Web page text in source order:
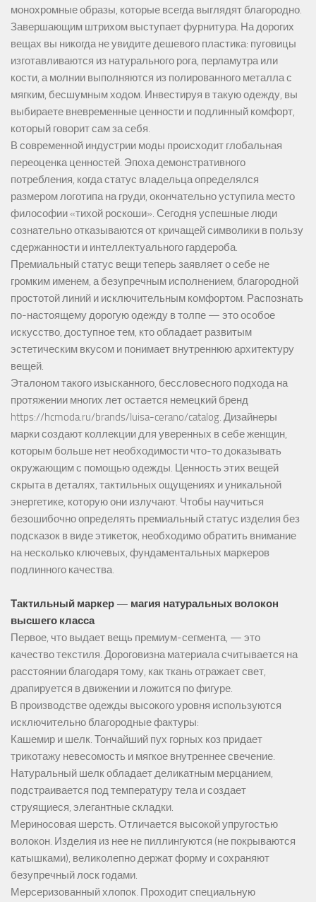
монохромные образы, которые всегда выглядят благородно.
Завершающим штрихом выступает фурнитура. На дорогих
вещах вы никогда не увидите дешевого пластика: пуговицы
изготавливаются из натурального рога, перламутра или
кости, а молнии выполняются из полированного металла с
мягким, бесшумным ходом. Инвестируя в такую одежду, вы
выбираете вневременные ценности и подлинный комфорт,
который говорит сам за себя.
В современной индустрии моды происходит глобальная
переоценка ценностей. Эпоха демонстративного
потребления, когда статус владельца определялся
размером логотипа на груди, окончательно уступила место
философии «тихой роскоши». Сегодня успешные люди
сознательно отказываются от кричащей символики в пользу
сдержанности и интеллектуального гардероба.
Премиальный статус вещи теперь заявляет о себе не
громким именем, а безупречным исполнением, благородной
простотой линий и исключительным комфортом. Распознать
по-настоящему дорогую одежду в толпе — это особое
искусство, доступное тем, кто обладает развитым
эстетическим вкусом и понимает внутреннюю архитектуру
вещей.
Эталоном такого изысканного, бессловесного подхода на
протяжении многих лет остается немецкий бренд
https://hcmoda.ru/brands/luisa-cerano/catalog. Дизайнеры
марки создают коллекции для уверенных в себе женщин,
которым больше нет необходимости что-то доказывать
окружающим с помощью одежды. Ценность этих вещей
скрыта в деталях, тактильных ощущениях и уникальной
энергетике, которую они излучают. Чтобы научиться
безошибочно определять премиальный статус изделия без
подсказок в виде этикеток, необходимо обратить внимание
на несколько ключевых, фундаментальных маркеров
подлинного качества.
Тактильный маркер — магия натуральных волокон
высшего класса
Первое, что выдает вещь премиум-сегмента, — это
качество текстиля. Дороговизна материала считывается на
расстоянии благодаря тому, как ткань отражает свет,
драпируется в движении и ложится по фигуре.
В производстве одежды высокого уровня используются
исключительно благородные фактуры:
Кашемир и шелк. Тончайший пух горных коз придает
трикотажу невесомость и мягкое внутреннее свечение.
Натуральный шелк обладает деликатным мерцанием,
подстраивается под температуру тела и создает
струящиеся, элегантные складки.
Мериносовая шерсть. Отличается высокой упругостью
волокон. Изделия из нее не пиллингуются (не покрываются
катышками), великолепно держат форму и сохраняют
безупречный лоск годами.
Мерсеризованный хлопок. Проходит специальную